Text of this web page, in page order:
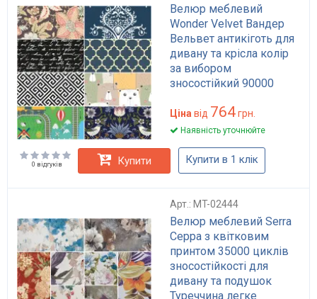
Велюр меблевий
Wonder Velvet Вандер
Вельвет антикіготь для
дивану та крісла колір
за вибором
зносостійкий 90000
Ціна від 764грн.
Наявність уточнюйте
0 відгуків Купити Купити в 1 клік
Арт.: MT-02444
Велюр меблевий Serra
Серра з квітковим
принтом 35000 циклів
зносостійкості для
дивану та подушок
Туреччина легке